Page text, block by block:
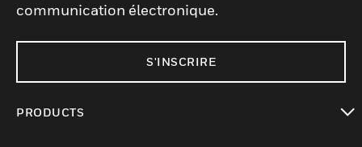
communication électronique.
S'INSCRIRE
PRODUCTS